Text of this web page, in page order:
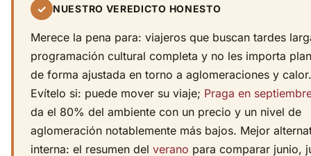
✓ NUESTRO VEREDICTO HONESTO
Merece la pena para: viajeros que buscan tardes
programación cultural completa y no les importa
de forma ajustada en torno a aglomeraciones y calor.
Evítelo si: puede mover su viaje; Praga en
da el 80% del ambiente con un precio y un nivel de
aglomeración notablemente más bajos. Mejor
interna: el resumen del verano para comparar junio,